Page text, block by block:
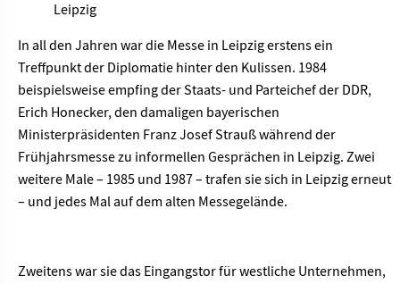
Leipzig
In all den Jahren war die Messe in Leipzig erstens ein
Treffpunkt der Diplomatie hinter den Kulissen. 1984
beispielsweise empfing der Staats- und Parteichef der DDR,
Erich Honecker, den damaligen bayerischen
Ministerpräsidenten Franz Josef Strauß während der
Frühjahrsmesse zu informellen Gesprächen in Leipzig. Zwei
weitere Male – 1985 und 1987 – trafen sie sich in Leipzig erneut
– und jedes Mal auf dem alten Messegelände.
Zweitens war sie das Eingangstor für westliche Unternehmen,